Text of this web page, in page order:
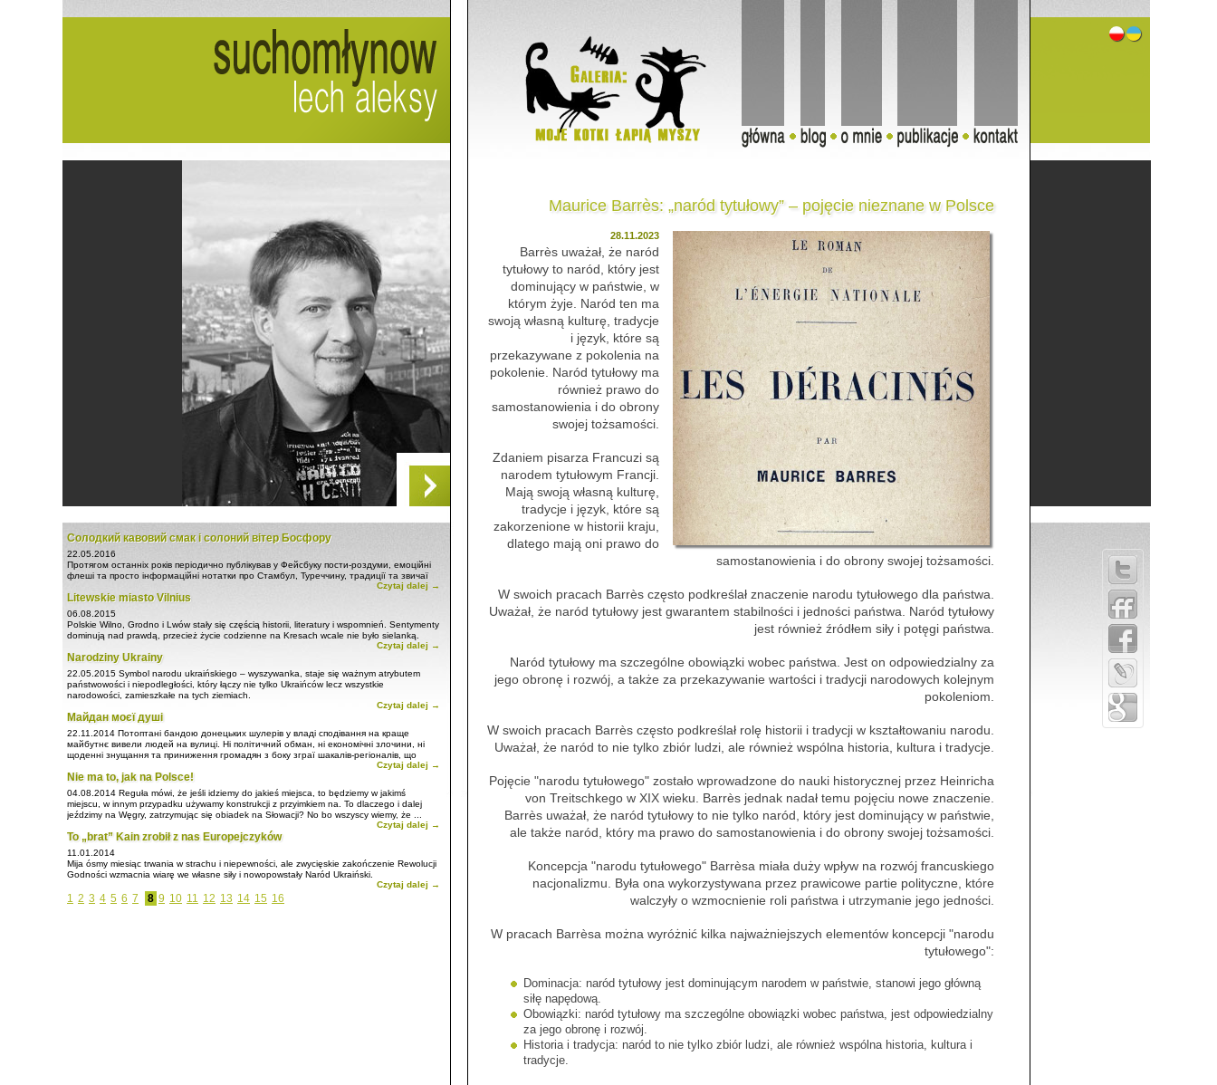
Солодкий кавовий смак і солоний вітер Босфору
22.05.2016
Протягом останніх років періодично публікував у Фейсбуку пости-роздуми, емоційні
флеші та просто інформаційні нотатки про Стамбул, Туреччину, традиції та звичаї
Czytaj dalej →
Litewskie miasto Vilnius
06.08.2015
Polskie Wilno, Grodno i Lwów stały się częścią historii, literatury i wspomnień. Sentymenty
dominują nad prawdą, przecież życie codzienne na Kresach wcale nie było sielanką.
Niech żyje Polska! Tegyvuoja Lietuva! Слава Україні! Жыве Беларусь!
Czytaj dalej →
Narodziny Ukrainy
22.05.2015 Symbol narodu ukraińskiego – wyszywanka, staje się ważnym atrybutem
państwowości i niepodległości, który łączy nie tylko Ukraińców lecz wszystkie
narodowości, zamieszkałe na tych ziemiach.
Od niedawna w dniu 21 maja w Ukrainie jest obchodzony Dzień Wyszywanki. To święto
nabiera szczególnego znaczenia...
Czytaj dalej →
Майдан моєї душі
22.11.2014 Потоптані бандою донецьких шулерів у владі сподівання на краще
майбутнє вивели людей на вулиці. Ні політичний обман, ні економічні злочини, ні
щоденні знущання та приниження громадян з боку зграї шакалів-регіоналів, що
Czytaj dalej →
Nie ma to, jak na Polsce!
04.08.2014 Reguła mówi, że jeśli idziemy do jakieś miejsca, to będziemy w jakimś
miejscu, w innym przypadku używamy konstrukcji z przyimkiem na. To dlaczego i dalej
jeździmy na Węgry, zatrzymując się obiadek na Słowacji? No bo wszyscy wiemy, że ...
Czytaj dalej →
To „brat” Kain zrobił z nas Europejczyków
11.01.2014
Mija ósmy miesiąc trwania w strachu i niepewności, ale zwycięskie zakończenie Rewolucji
Godności wzmacnia wiarę we własne siły i nowopowstały Naród Ukraiński.
Czytaj dalej →
1 2 3 4 5 6 7 8 9 10 11 12 13 14 15 16
Maurice Barrès: „naród tytułowy” – pojęcie nieznane w Polsce
28.11.2023
Barrès uważał, że naród
tytułowy to naród, który jest
dominujący w państwie, w
którym żyje. Naród ten ma
swoją własną kulturę, tradycje
i język, które są
przekazywane z pokolenia na
pokolenie. Naród tytułowy ma
również prawo do
samostanowienia i do obrony
swojej tożsamości.
Zdaniem pisarza Francuzi są
narodem tytułowym Francji.
Mają swoją własną kulturę,
tradycje i język, które są
zakorzenione w historii kraju,
dlatego mają oni prawo do
samostanowienia i do obrony swojej tożsamości.
W swoich pracach Barrès często podkreślał znaczenie narodu tytułowego dla państwa.
Uważał, że naród tytułowy jest gwarantem stabilności i jedności państwa. Naród tytułowy
jest również źródłem siły i potęgi państwa.
Naród tytułowy ma szczególne obowiązki wobec państwa. Jest on odpowiedzialny za
jego obronę i rozwój, a także za przekazywanie wartości i tradycji narodowych kolejnym
pokoleniom.
W swoich pracach Barrès często podkreślał rolę historii i tradycji w kształtowaniu narodu.
Uważał, że naród to nie tylko zbiór ludzi, ale również wspólna historia, kultura i tradycje.
Pojęcie "narodu tytułowego" zostało wprowadzone do nauki historycznej przez Heinricha
von Treitschkego w XIX wieku. Barrès jednak nadał temu pojęciu nowe znaczenie.
Barrès uważał, że naród tytułowy to nie tylko naród, który jest dominujący w państwie,
ale także naród, który ma prawo do samostanowienia i do obrony swojej tożsamości.
Koncepcja "narodu tytułowego" Barrèsa miała duży wpływ na rozwój francuskiego
nacjonalizmu. Była ona wykorzystywana przez prawicowe partie polityczne, które
walczyły o wzmocnienie roli państwa i utrzymanie jego jedności.
W pracach Barrèsa można wyróżnić kilka najważniejszych elementów koncepcji "narodu
tytułowego":
Dominacja: naród tytułowy jest dominującym narodem w państwie, stanowi jego główną
siłę napędową.
Obowiązki: naród tytułowy ma szczególne obowiązki wobec państwa, jest odpowiedzialny
za jego obronę i rozwój.
Historia i tradycja: naród to nie tylko zbiór ludzi, ale również wspólna historia, kultura i
tradycje.